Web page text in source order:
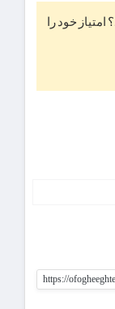
خود را
https://